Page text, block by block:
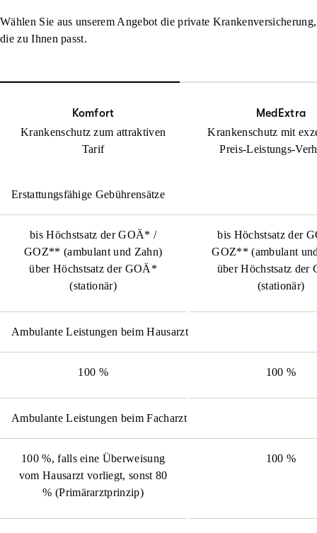
Wählen Sie aus unserem Angebot die private Krankenversicherung,
die zu Ihnen passt.
Komfort
Krankenschutz zum attraktiven
Tarif
MedExtra
Krankenschutz mit
Preis-Leistungs-
Erstattungsfähige Gebührensätze
bis Höchstsatz der GOÄ* /
GOZ** (ambulant und Zahn)
über Höchstsatz der GOÄ*
(stationär)
bis Höchstsatz der
GOZ** (ambulant
über Höchstsatz der
(stationär)
Ambulante Leistungen beim Hausarzt
100 % 100 %
Ambulante Leistungen beim Facharzt
100 %, falls eine Überweisung
vom Hausarzt vorliegt, sonst 80
% (Primärarztprinzip)
100 %